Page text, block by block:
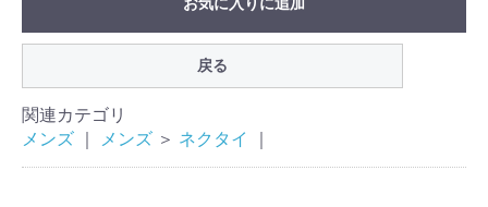
戻る
関連カテゴリ
メンズ
メンズ ＞ ネクタイ